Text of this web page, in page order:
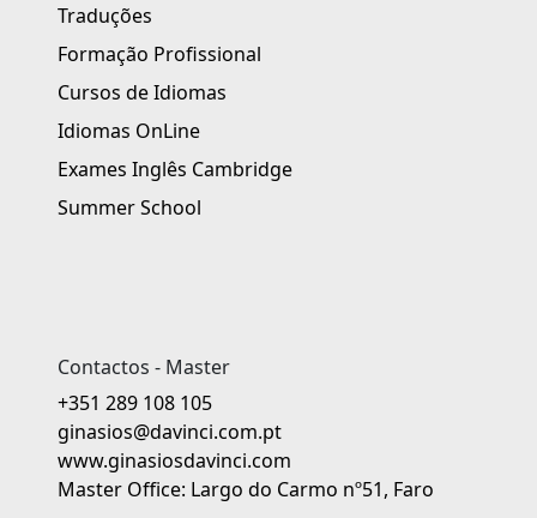
Traduções
Formação Profissional
Cursos de Idiomas
Idiomas OnLine
Exames Inglês Cambridge
Summer School
Contactos - Master
+351 289 108 105
ginasios@davinci.com.pt
www.ginasiosdavinci.com
Master Office: Largo do Carmo nº51, Faro